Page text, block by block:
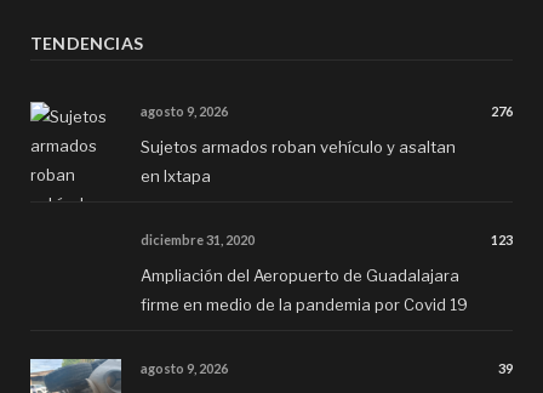
TENDENCIAS
agosto 9, 2026 276
Sujetos armados roban vehículo y asaltan
en Ixtapa
diciembre 31, 2020 123
Ampliación del Aeropuerto de Guadalajara
firme en medio de la pandemia por Covid 19
agosto 9, 2026 39